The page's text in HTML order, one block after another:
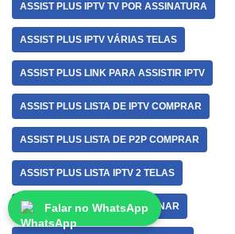
ASSIST PLUS IPTV TV POR ASSINATURA
ASSIST PLUS IPTV VÁRIAS TELAS
ASSIST PLUS LINK PARA ASSISTIR IPTV
ASSIST PLUS LISTA DE IPTV COMPRAR
ASSIST PLUS LISTA DE P2P COMPRAR
ASSIST PLUS LISTA IPTV 2 TELAS
ASSIST PLUS LISTA IPTV ASSINAR
Falar no WhatsApp